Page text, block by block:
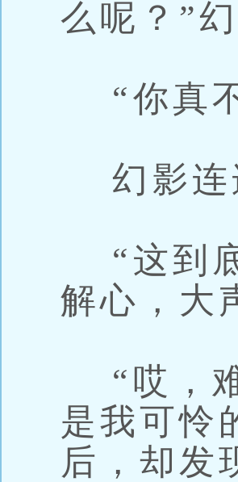
么呢？”
“你真
幻影连
“这到
解心，大
“哎，
是我可怜
后，却发